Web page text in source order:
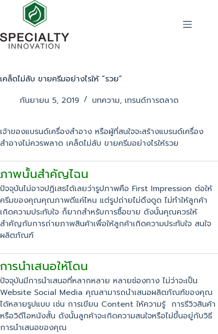
เคล็ดไม่ลับ ขายครีมอย่างไรให้ “รวย”
กันยายน 5, 2019
บทความ, เทรนด์การตลาด
เจ้าของแบรนด์เครื่องสำอาง หรือผู้ที่สนใจจะสร้างแบรนด์เครื่อง
สำอางไม่ควรพลาด เคล็ดไม่ลับ ขายครีมอย่างไรให้รวย
ภาพนั้นสำคัญไฉน
ปัจจุบันไม่อาจปฏิเสธได้เลยว่ารูปภาพคือ First Impression ต่อให้
ครีมของคุณคุณภาพดีแค่ไหน แต่รูปถ่ายไม่ดึงดูด ไม่ทำให้ลูกค้า
เกิดความประทับใจ ก็ยากสำหรับการซื้อขาย ดังนั้นคุณควรให้
สำคัญกับการถ่ายภาพสินค้าเพื่อให้ลูกค้าเกิดความประทับใจ สนใจ
ผลิตภัณฑ์
การนำเสนอให้โดน
ปัจจุบันมีการนำเสนอที่หลากหลาย หลายช่องทาง ไม่ว่าจะเป็น
Website Social Media คุณสามารถนำเสนอผลิตภัณฑ์ของคุณ
ได้หลายรูปแบบ เช่น การเขียน Content ให้ความรู้ การรีวิวสินค้า
หรือวิดีโอหนังสั้น ดังนั้นลูกค้าจะเกิดความสนใจหรือไม่ขึ้นอยู่กับวิธี
การนำเสนอของคุณ